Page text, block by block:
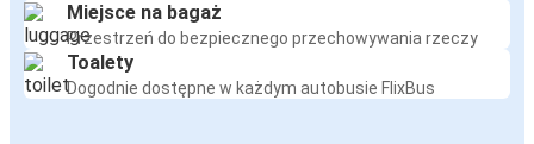
Miejsce na bagaż
Przestrzeń do bezpiecznego przechowywania rzeczy
Toalety
Dogodnie dostępne w każdym autobusie FlixBus